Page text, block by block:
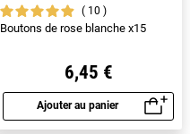
10
Boutons de rose blanche x15
6,45 €
Ajouter au panier
Aperçu rapide